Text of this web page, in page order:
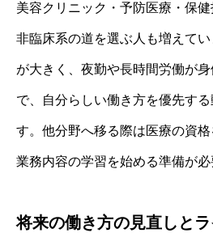
美容クリニック・予防医療・保健
非臨床系の道を選ぶ人も増えて
が大きく、夜勤や長時間労働が
で、自分らしい働き方を優先す
す。他分野へ移る際は医療の資
業務内容の学習を始める準備が必
将来の働き方の見直しと